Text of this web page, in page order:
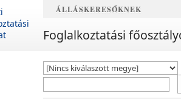
ÁLLÁSKERESŐKNEK
Foglalkoztatási